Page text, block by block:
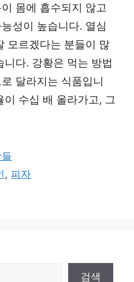
몸에 흡수되지 않고
성이 높습니다. 열심
모르겠다는 분들이 많
다. 강황은 먹는 방법
달라지는 식품입니
수십 배 올라가고, 그
, 피자
검색